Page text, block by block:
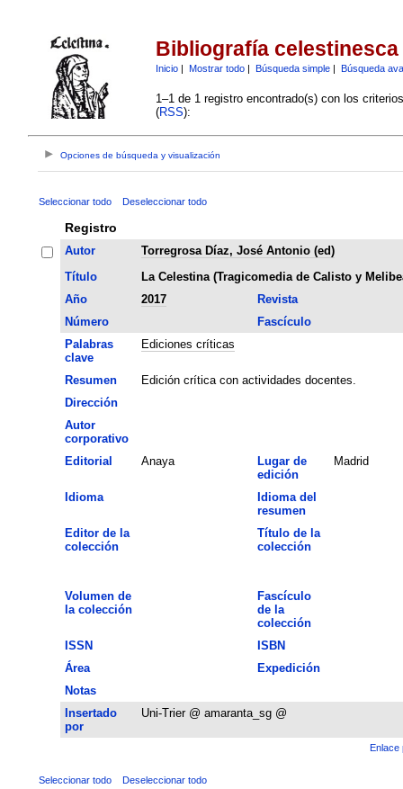
Bibliografía celestinesca
Inicio| Mostrar todo| Búsqueda simple| Búsqueda
1–1 de 1 registro encontrado(s) con los
(RSS):
Opciones de búsqueda y visualización
Seleccionar todo Deseleccionar todo
Registro
Autor
Torregrosa Díaz, José Antonio (ed)
Título
La Celestina (Tragicomedia de Calisto y
Año
2017
Revista
Número
Fascículo
Palabras
clave
Ediciones críticas
Resumen
Edición crítica con actividades docentes.
Dirección
Autor
corporativo
Editorial
Anaya
Lugar de
edición
Madrid
Idioma
Idioma del
resumen
Editor de la
colección
Título de la
colección
Volumen de
la colección
Fascículo
de la
colección
ISSN
ISBN
Área
Expedición
Notas
Insertado
por
Uni-Trier @ amaranta_sg @
Enlace
Seleccionar todo Deseleccionar todo